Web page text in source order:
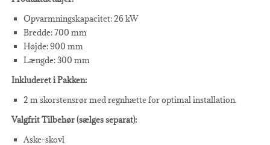
Opvarmningskapacitet: 26 kW
Bredde: 700 mm
Højde: 900 mm
Længde: 300 mm
Inkluderet i Pakken:
2 m skorstensrør med regnhætte for optimal installation.
Valgfrit Tilbehør (sælges separat):
Aske-skovl